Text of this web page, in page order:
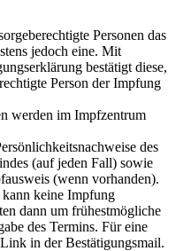
Personen das
jedoch eine. Mit
bestätigt diese,
Person der Impfung
werden im Impfzentrum
des
(auf jeden Fall) sowie
(wenn vorhanden).
keine Impfung
dann um frühestmögliche
des Termins. Für eine
in der Bestätigungsmail.